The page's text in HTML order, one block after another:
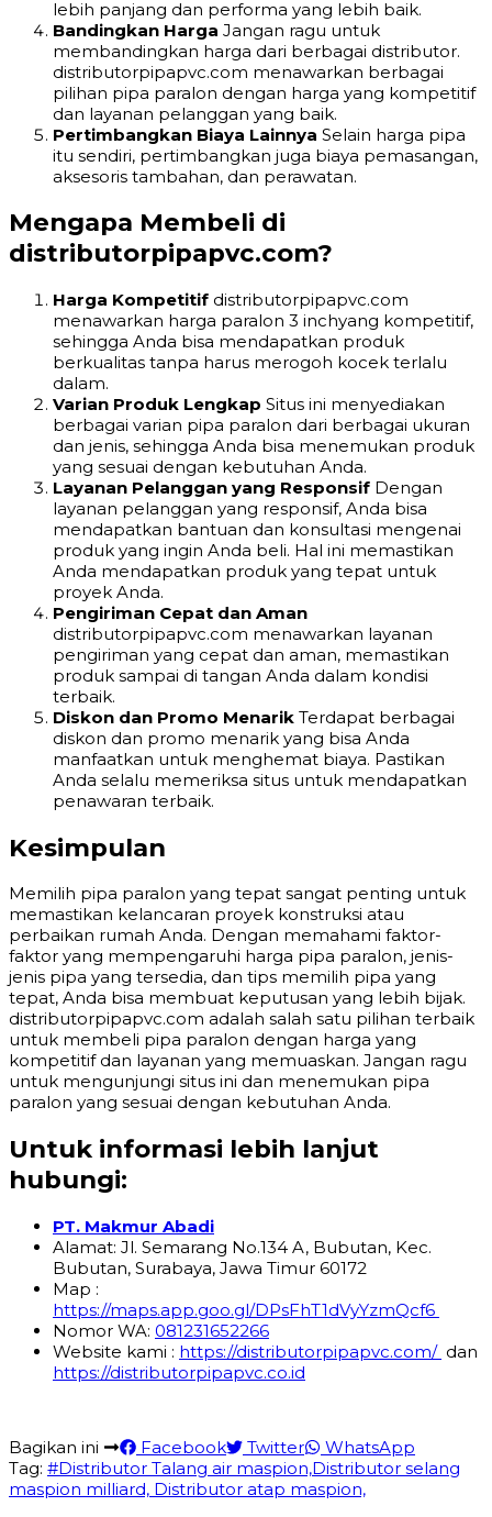
lebih panjang dan performa yang lebih baik.
Bandingkan Harga Jangan ragu untuk
membandingkan harga dari berbagai distributor.
distributorpipapvc.com menawarkan berbagai
pilihan pipa paralon dengan harga yang kompetitif
dan layanan pelanggan yang baik.
Pertimbangkan Biaya Lainnya Selain harga pipa
itu sendiri, pertimbangkan juga biaya pemasangan,
aksesoris tambahan, dan perawatan.
Mengapa Membeli di
distributorpipapvc.com?
Harga Kompetitif distributorpipapvc.com
menawarkan harga paralon 3 inchyang kompetitif,
sehingga Anda bisa mendapatkan produk
berkualitas tanpa harus merogoh kocek terlalu
dalam.
Varian Produk Lengkap Situs ini menyediakan
berbagai varian pipa paralon dari berbagai ukuran
dan jenis, sehingga Anda bisa menemukan produk
yang sesuai dengan kebutuhan Anda.
Layanan Pelanggan yang Responsif Dengan
layanan pelanggan yang responsif, Anda bisa
mendapatkan bantuan dan konsultasi mengenai
produk yang ingin Anda beli. Hal ini memastikan
Anda mendapatkan produk yang tepat untuk
proyek Anda.
Pengiriman Cepat dan Aman
distributorpipapvc.com menawarkan layanan
pengiriman yang cepat dan aman, memastikan
produk sampai di tangan Anda dalam kondisi
terbaik.
Diskon dan Promo Menarik Terdapat berbagai
diskon dan promo menarik yang bisa Anda
manfaatkan untuk menghemat biaya. Pastikan
Anda selalu memeriksa situs untuk mendapatkan
penawaran terbaik.
Kesimpulan
Memilih pipa paralon yang tepat sangat penting untuk
memastikan kelancaran proyek konstruksi atau
perbaikan rumah Anda. Dengan memahami faktor-
faktor yang mempengaruhi harga pipa paralon, jenis-
jenis pipa yang tersedia, dan tips memilih pipa yang
tepat, Anda bisa membuat keputusan yang lebih bijak.
distributorpipapvc.com adalah salah satu pilihan terbaik
untuk membeli pipa paralon dengan harga yang
kompetitif dan layanan yang memuaskan. Jangan ragu
untuk mengunjungi situs ini dan menemukan pipa
paralon yang sesuai dengan kebutuhan Anda.
Untuk informasi lebih lanjut
hubungi:
PT. Makmur Abadi
Alamat: Jl. Semarang No.134 A, Bubutan, Kec.
Bubutan, Surabaya, Jawa Timur 60172
Map :
https://maps.app.goo.gl/DPsFhT1dVyYzmQcf6
Nomor WA: 081231652266
Website kami : https://distributorpipapvc.com/ dan
https://distributorpipapvc.co.id
Bagikan ini Facebook Twitter
WhatsApp
Tag: #Distributor Talang air maspion,Distributor selang
maspion milliard, Distributor atap maspion,